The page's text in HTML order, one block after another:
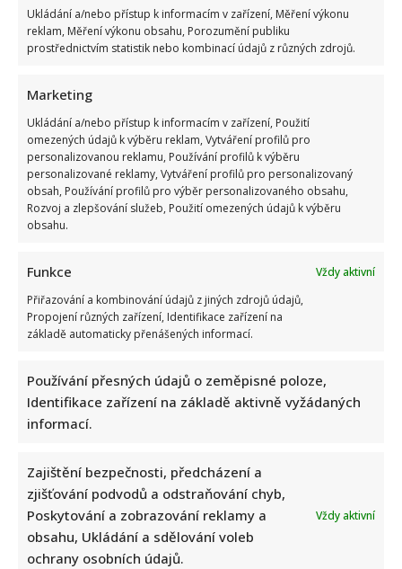
Ukládání a/nebo přístup k informacím v zařízení, Měření výkonu
reklam, Měření výkonu obsahu, Porozumění publiku
prostřednictvím statistik nebo kombinací údajů z různých zdrojů.
Marketing
Ukládání a/nebo přístup k informacím v zařízení, Použití
omezených údajů k výběru reklam, Vytváření profilů pro
personalizovanou reklamu, Používání profilů k výběru
personalizované reklamy, Vytváření profilů pro personalizovaný
obsah, Používání profilů pro výběr personalizovaného obsahu,
Rozvoj a zlepšování služeb, Použití omezených údajů k výběru
obsahu.
Funkce
Vždy aktivní
Přiřazování a kombinování údajů z jiných zdrojů údajů,
Propojení různých zařízení, Identifikace zařízení na
základě automaticky přenášených informací.
Používání přesných údajů o zeměpisné poloze,
Identifikace zařízení na základě aktivně vyžádaných
informací.
Zajištění bezpečnosti, předcházení a
zjišťování podvodů a odstraňování chyb,
Poskytování a zobrazování reklamy a
obsahu, Ukládání a sdělování voleb
ochrany osobních údajů.
Vždy aktivní